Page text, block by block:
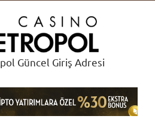
Güncel Giriş Adresi